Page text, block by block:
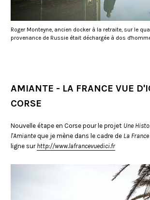
Roger Monteyne, ancien docker à la retraite, sur le
provenance de Russie était déchargée à dos
AMIANTE - LA FRANCE VUE
CORSE
Nouvelle étape en Corse pour le projet Une
l'Amiante que je mène dans le cadre de La
ligne sur http://www.lafrancevuedici.fr